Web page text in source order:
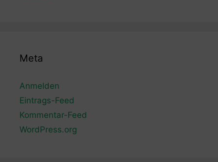
Meta
Anmelden
Eintrags-Feed
Kommentar-Feed
WordPress.org